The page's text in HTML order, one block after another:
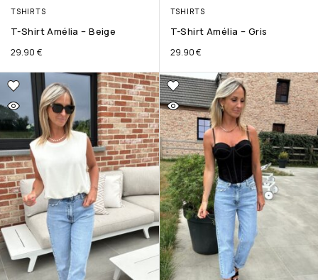
TSHIRTS
T-Shirt Amélia – Beige
29.90 €
TSHIRTS
T-Shirt Amélia – Gris
29.90€